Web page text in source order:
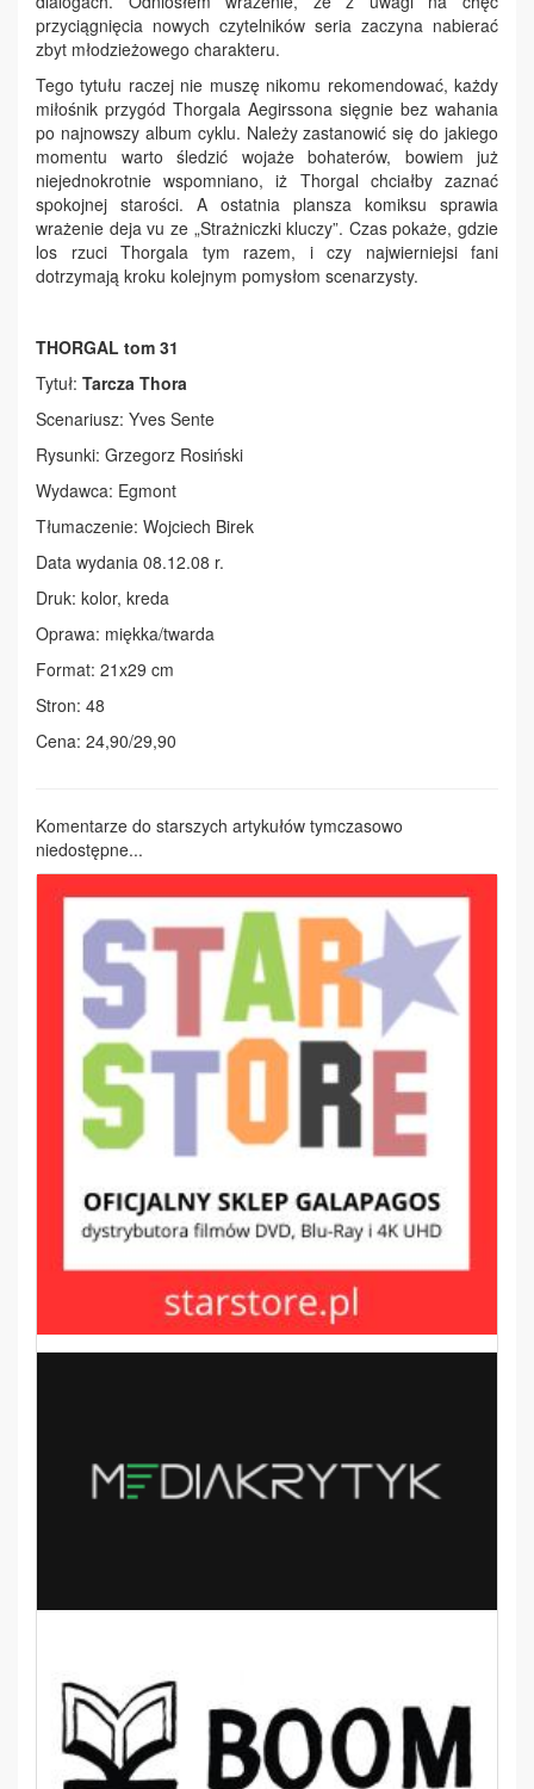
przyciągnięcia nowych czytelników seria zaczyna nabierać
zbyt młodzieżowego charakteru.
Tego tytułu raczej nie muszę nikomu rekomendować, każdy
miłośnik przygód Thorgala Aegirssona sięgnie bez wahania
po najnowszy album cyklu. Należy zastanowić się do jakiego
momentu warto śledzić wojaże bohaterów, bowiem już
niejednokrotnie wspomniano, iż Thorgal chciałby zaznać
spokojnej starości. A ostatnia plansza komiksu sprawia
wrażenie deja vu ze „Strażniczki kluczy”. Czas pokaże, gdzie
los rzuci Thorgala tym razem, i czy najwierniejsi fani
dotrzymają kroku kolejnym pomysłom scenarzysty.
THORGAL tom 31
Tytuł: Tarcza Thora
Scenariusz: Yves Sente
Rysunki: Grzegorz Rosiński
Wydawca: Egmont
Tłumaczenie: Wojciech Birek
Data wydania 08.12.08 r.
Druk: kolor, kreda
Oprawa: miękka/twarda
Format: 21x29 cm
Stron: 48
Cena: 24,90/29,90
Komentarze do starszych artykułów tymczasowo
niedostępne...